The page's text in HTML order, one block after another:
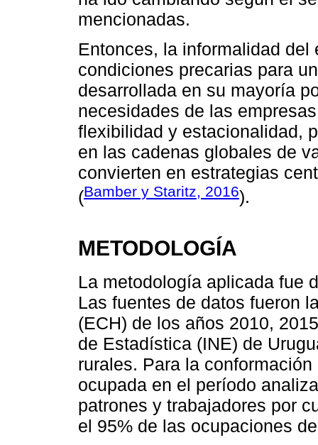
mencionadas.
Entonces, la informalidad
condiciones precarias para
desarrollada en su mayoría
necesidades de las
flexibilidad y estacionalidad,
en las cadenas globales de
convierten en estrategias
(Bamber y Staritz, 2016).
METODOLOGÍA
La metodología aplicada fue
Las fuentes de datos fueron
(ECH) de los años 2010,
de Estadística (INE) de
rurales. Para la
ocupada en el período
patrones y trabajadores por
el 95% de las ocupaciones